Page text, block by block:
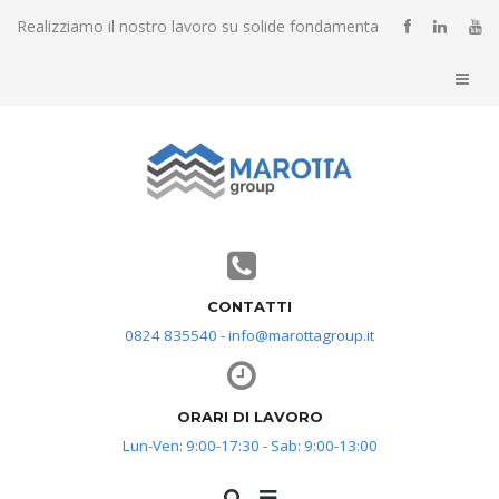
Realizziamo il nostro lavoro su solide fondamenta
CONTATTI
0824 835540 - info@marottagroup.it
ORARI DI LAVORO
Lun-Ven: 9:00-17:30 - Sab: 9:00-13:00